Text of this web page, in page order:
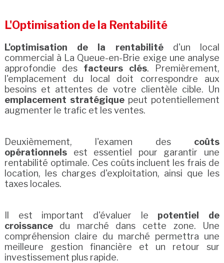
L'Optimisation de la Rentabilité
L'optimisation de la rentabilitéd'un local
commercial à La Queue-en-Brie exige une analyse
approfondie des facteurs clés. Premièrement,
l'emplacement du local doit correspondre aux
besoins et attentes de votre clientèle cible. Un
emplacement stratégiquepeut potentiellement
augmenter le trafic et les ventes.
Deuxièmement, l'examen des coûts
opérationnelsest essentiel pour garantir une
rentabilité optimale. Ces coûts incluent les frais de
location, les charges d'exploitation, ainsi que les
taxes locales.
Il est important d'évaluer le potentiel de
croissancedu marché dans cette zone. Une
compréhension claire du marché permettra une
meilleure gestion financière et un retour sur
investissement plus rapide.